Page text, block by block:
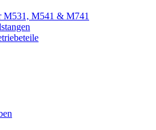
M531, M541 & M741